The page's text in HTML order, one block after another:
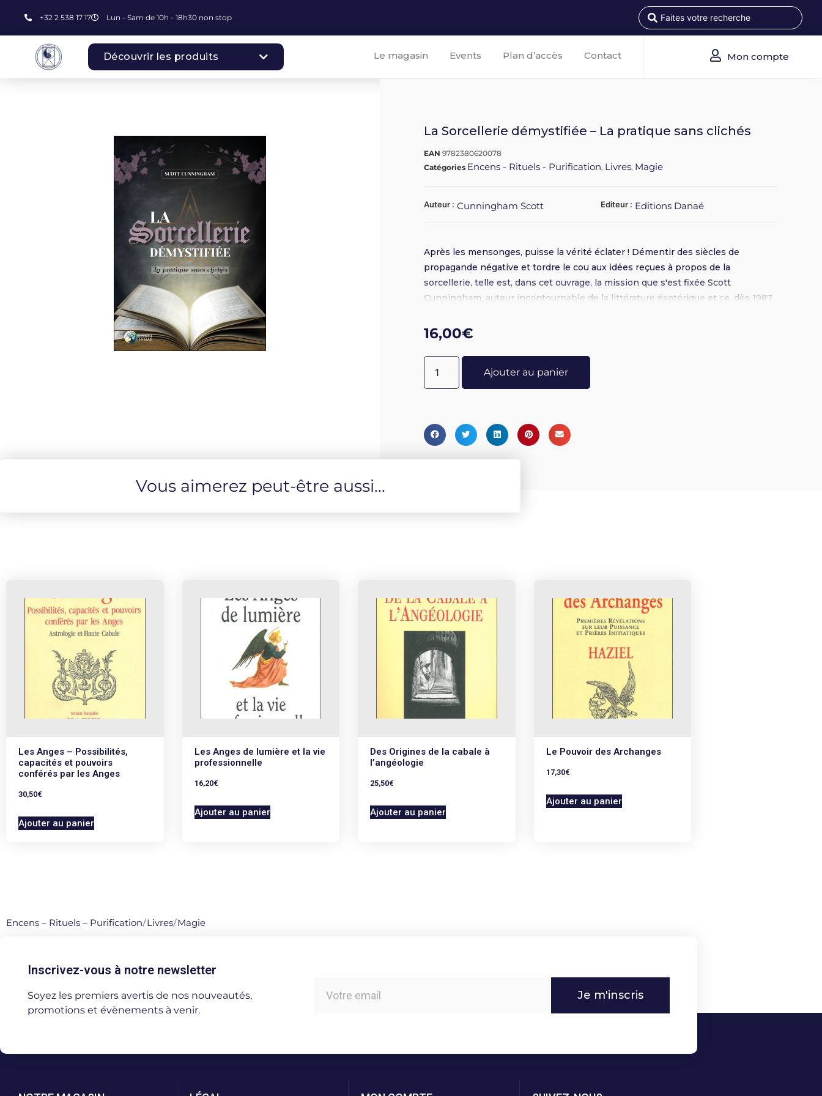
+32 2 538 17 17 Lun - Sam de 10h - 18h30 non stop
Découvrir les produits Le magasin Events Plan d’accès Contact Mon compte
La Sorcellerie démystifiée – La pratique sans clichés
EAN9782380620078
Catégories Encens - Rituels - Purification, Livres, Magie
Auteur : Cunningham Scott Editeur : Editions Danaé
Après les mensonges, puisse la vérité éclater ! Démentir des siècles de
propagande négative et tordre le cou aux idées reçues à propos de la
sorcellerie, telle est, dans cet ouvrage, la mission que s'est fixée Scott
Cunningham, auteur incontournable de la littérature ésotérique et ce, dès 1987,
pas un antichristianisme ou une antireligion. Non, cette pratique encore
controversée et incomprise aujourd'hui n'est pas l'apanage des adorateurs
maléfiques de Satan. Elle est une religion et une forme de magie pratiquée par
des centaines de milliers de personnes saines de corps et d'esprit à travers le
globe. Des personnes qui parviennent simplement à ressentir et à utiliser les
primitive, et la Wicca, ainsi que leur histoire, leurs règles, leurs outils et leurs
16,00€
Ajouter au panier
Vous aimerez peut-être aussi...
Les Anges – Possibilités,
capacités et pouvoirs
conférés par les Anges
30,50€
Ajouter au panier
Les Anges de lumière et la vie
professionnelle
16,20€
Ajouter au panier
Des Origines de la cabale à
l’angéologie
25,50€
Ajouter au panier
Le Pouvoir des Archanges
17,30€
Ajouter au panier
Encens – Rituels – Purification/Livres/Magie
Inscrivez-vous à notre newsletter
Soyez les premiers avertis de nos nouveautés,
promotions et évènements à venir.
Je m'inscris